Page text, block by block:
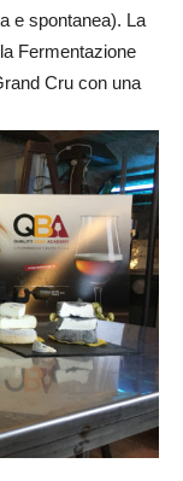
e spontanea). La
Fermentazione
Cru con una